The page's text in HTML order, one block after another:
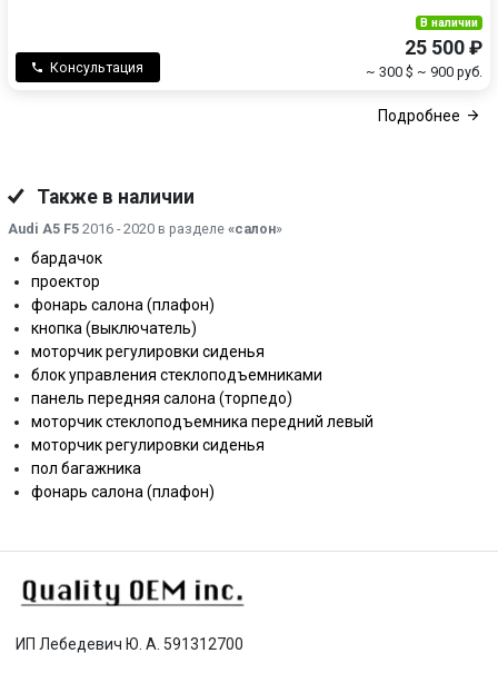
Консультация
В наличии
25 500 ₽
~ 300 $ ~ 900 руб.
Подробнее
Также в наличии
Audi A5 F5 2016 - 2020 в разделе «салон»
бардачок
проектор
фонарь салона (плафон)
кнопка (выключатель)
моторчик регулировки сиденья
блок управления стеклоподъемниками
панель передняя салона (торпедо)
моторчик стеклоподъемника передний левый
моторчик регулировки сиденья
пол багажника
фонарь салона (плафон)
ИП Лебедевич Ю. А. 591312700